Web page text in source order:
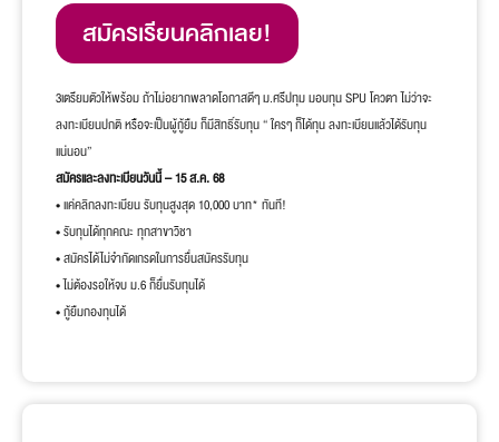
สมัครเรียนคลิกเลย!
3เตรียมตัวให้พร้อม ถ้าไม่อยากพลาดโอกาสดีๆ ม.ศรีปทุม มอบทุน SPU โควตา ไม่ว่าจะ
ลงทะเบียนปกติ หรือจะเป็นผู้กู้ยืม ก็มีสิทธิ์รับทุน “ ใครๆ ก็ได้ทุน ลงทะเบียนแล้วได้รับทุน
แน่นอน”
สมัครและลงทะเบียนวันนี้ – 15 ส.ค. 68
• แค่คลิกลงทะเบียน รับทุนสูงสุด 10,000 บาท* ทันที!
• รับทุนได้ทุกคณะ ทุกสาขาวิชา
• สมัครได้ไม่จำกัดเกรดในการยื่นสมัครรับทุน
• ไม่ต้องรอให้จบ ม.6 ก็ยื่นรับทุนได้
• กู้ยืมกองทุนได้